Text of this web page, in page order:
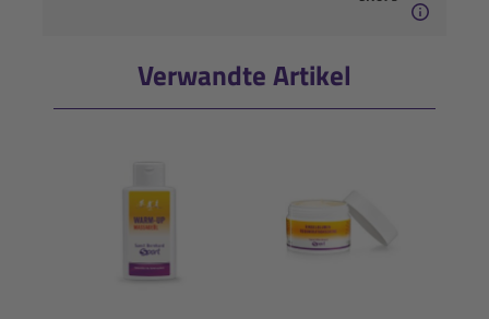
Verwandte Artikel